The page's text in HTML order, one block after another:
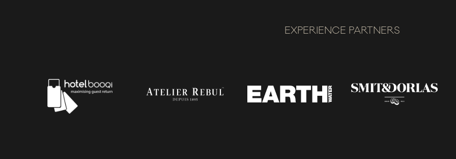
EXPERIENCE PARTNERS